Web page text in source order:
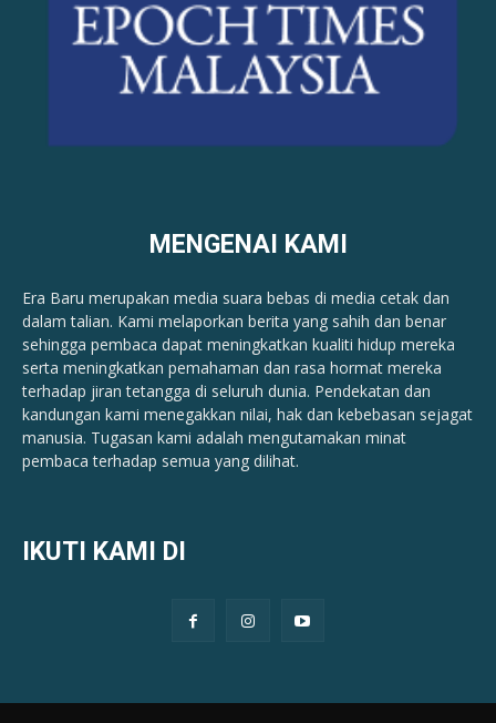
MENGENAI KAMI
Era Baru merupakan media suara bebas di media cetak dan
dalam talian. Kami melaporkan berita yang sahih dan benar ​​
sehingga pembaca dapat meningkatkan kualiti hidup mereka
serta meningkatkan pemahaman dan rasa hormat mereka
terhadap jiran tetangga di seluruh dunia. Pendekatan dan
kandungan kami menegakkan nilai, hak dan kebebasan sejagat
manusia. Tugasan kami adalah mengutamakan minat
pembaca terhadap semua yang dilihat.
IKUTI KAMI DI